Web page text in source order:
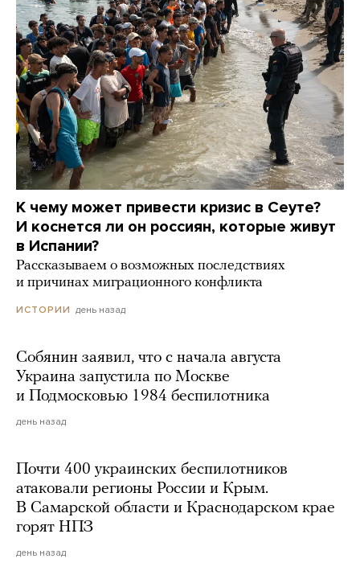
К чему может привести кризис в Сеуте?
И коснется ли он россиян, которые живут
в Испании?
Рассказываем о возможных последствиях
и причинах миграционного конфликта
ИСТОРИИ день назад
Собянин заявил, что с начала августа
Украина запустила по Москве
и Подмосковью 1984 беспилотника
день назад
Почти 400 украинских беспилотников
атаковали регионы России и Крым.
В Самарской области и Краснодарском крае
горят НПЗ
день назад